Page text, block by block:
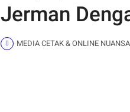
Jerman
MEDIA CETAK & ONLINE